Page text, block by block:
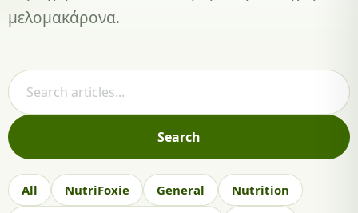
μελομακάρονα.
Search articles
Search
All NutriFoxie General
Nutrition